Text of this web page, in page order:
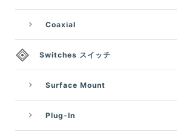
Coaxial
Switches スイッチ
Surface Mount
Plug-In